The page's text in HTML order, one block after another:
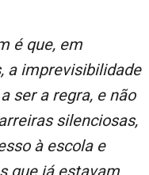
a imprevisibilidade
ser a regra, e não
silenciosas,
à escola e